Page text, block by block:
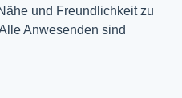
und Freundlichkeit zu
Anwesenden sind